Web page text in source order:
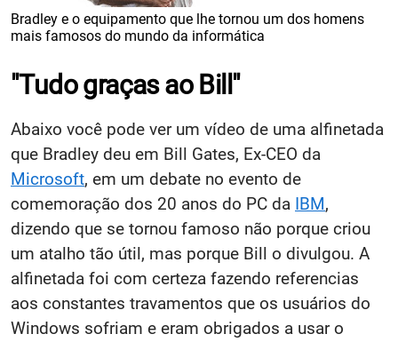
Bradley e o equipamento que lhe tornou um dos homens
mais famosos do mundo da informática
"Tudo graças ao Bill"
Abaixo você pode ver um vídeo de uma alfinetada
que Bradley deu em Bill Gates, Ex-CEO da
Microsoft, em um debate no evento de
comemoração dos 20 anos do PC da IBM,
dizendo que se tornou famoso não porque criou
um atalho tão útil, mas porque Bill o divulgou. A
alfinetada foi com certeza fazendo referencias
aos constantes travamentos que os usuários do
Windows sofriam e eram obrigados a usar o